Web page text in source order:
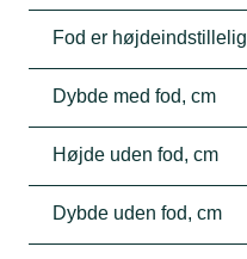
Fod er højdeindstillelig
Dybde med fod, cm
Højde uden fod, cm
Dybde uden fod, cm